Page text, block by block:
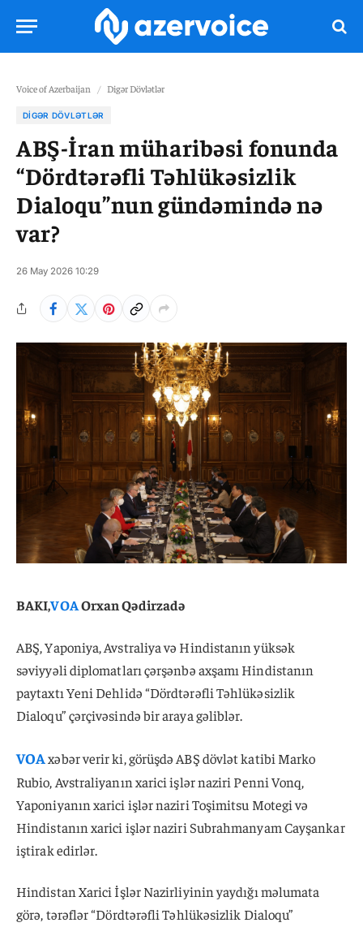
Voice of Azerbaijan / Digər Dövlətlər
DIGƏR DÖVLƏTLƏR
ABŞ-İran müharibəsi fonunda
“Dördtərəfli Təhlükəsizlik
Dialoqu”nun gündəmində nə
var?
26 May 2026 10:29
BAKI,VOAOrxan Qədirzadə
ABŞ, Yaponiya, Avstraliya və Hindistanın yüksək
səviyyəli diplomatları çərşənbə axşamı Hindistanın
paytaxtı Yeni Dehlidə “Dördtərəfli Təhlükəsizlik
Dialoqu” çərçivəsində bir araya gəliblər.
VOAxəbər verir ki, görüşdə ABŞ dövlət katibi Marko
Rubio, Avstraliyanın xarici işlər naziri Penni Vonq,
Yaponiyanın xarici işlər naziri Toşimitsu Motegi və
Hindistanın xarici işlər naziri Subrahmanyam Cayşankar
iştirak edirlər.
Hindistan Xarici İşlər Nazirliyinin yaydığı məlumata
görə, tərəflər “Dördtərəfli Təhlükəsizlik Dialoqu”